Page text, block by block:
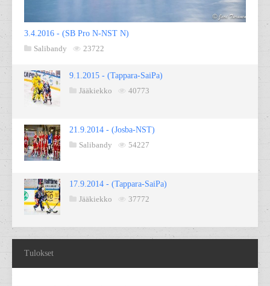
3.4.2016 - (SB Pro N-NST N)
Salibandy
23722
9.1.2015 - (Tappara-SaiPa)
Jääkiekko
40773
21.9.2014 - (Josba-NST)
Salibandy
54227
17.9.2014 - (Tappara-SaiPa)
Jääkiekko
37772
Tulokset